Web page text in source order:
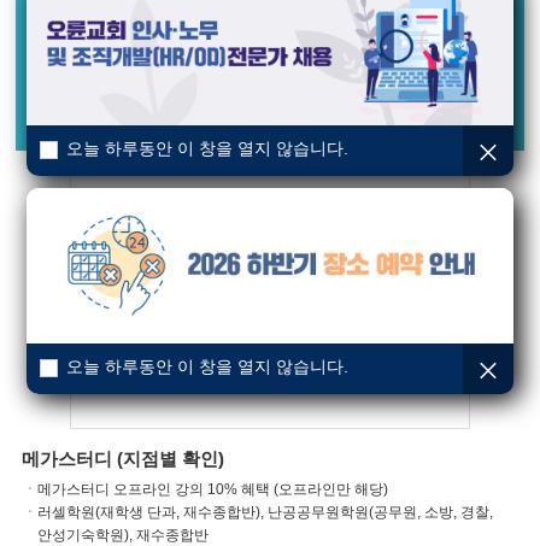
메가스터디 (지점별 확인)
ㆍ메가스터디 오프라인 강의 10% 혜택 (오프라인만 해당)
ㆍ러셀학원(재학생 단과, 재수종합반), 난공공무원학원(공무원, 소방, 경찰,
안성기숙학원), 재수종합반
오늘 하루동안 이 창을 열지 않습니다.
오늘 하루동안 이 창을 열지 않습니다.